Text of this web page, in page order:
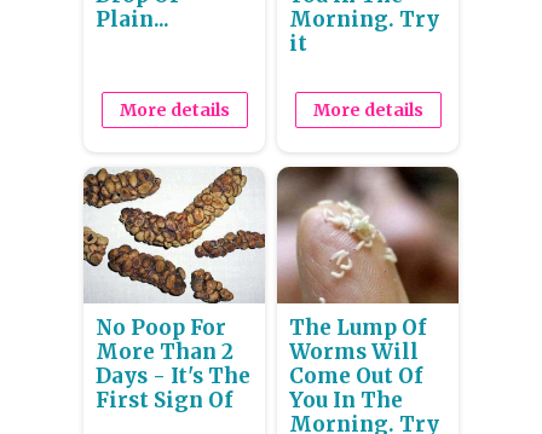
Plain...
More details
Morning. Try
it
More details
No Poop For
More Than 2
Days - It's The
First Sign Of
The Lump Of
Worms Will
Come Out Of
You In The
Morning. Try